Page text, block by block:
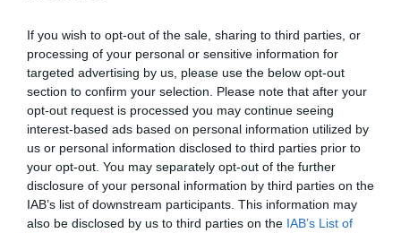
If you wish to opt-out of the sale, sharing to third parties, or
processing of your personal or sensitive information for
targeted advertising by us, please use the below opt-out
section to confirm your selection. Please note that after your
opt-out request is processed you may continue seeing
interest-based ads based on personal information utilized by
us or personal information disclosed to third parties prior to
your opt-out. You may separately opt-out of the further
disclosure of your personal information by third parties on the
IAB’s list of downstream participants. This information may
also be disclosed by us to third parties on the IAB’s List of
δάσος
06.08.2026 | 15:45
e – ΕΦΚΑ και ΔΥΠΑ: Ποιοι
πληρώνονται έως και αύριο
06.08.2026 | 15:30
Συναγερμός στη Χαλκίδα: Γυναίκα
έπεσε από την Υψηλή Γέφυρα
Α. Ο. Χαλκίς: Στον
αγιασμό ο
Μητροπολίτης – Η
κίνηση του κ.
Χρυσόστομου μέσα στο
γήπεδο που συγκίνησε
(vid)
Ευρώπη: Οι αντίπαλοι
Παναθηναϊκού και
ΠΑΟΚ στα
προκριματικά